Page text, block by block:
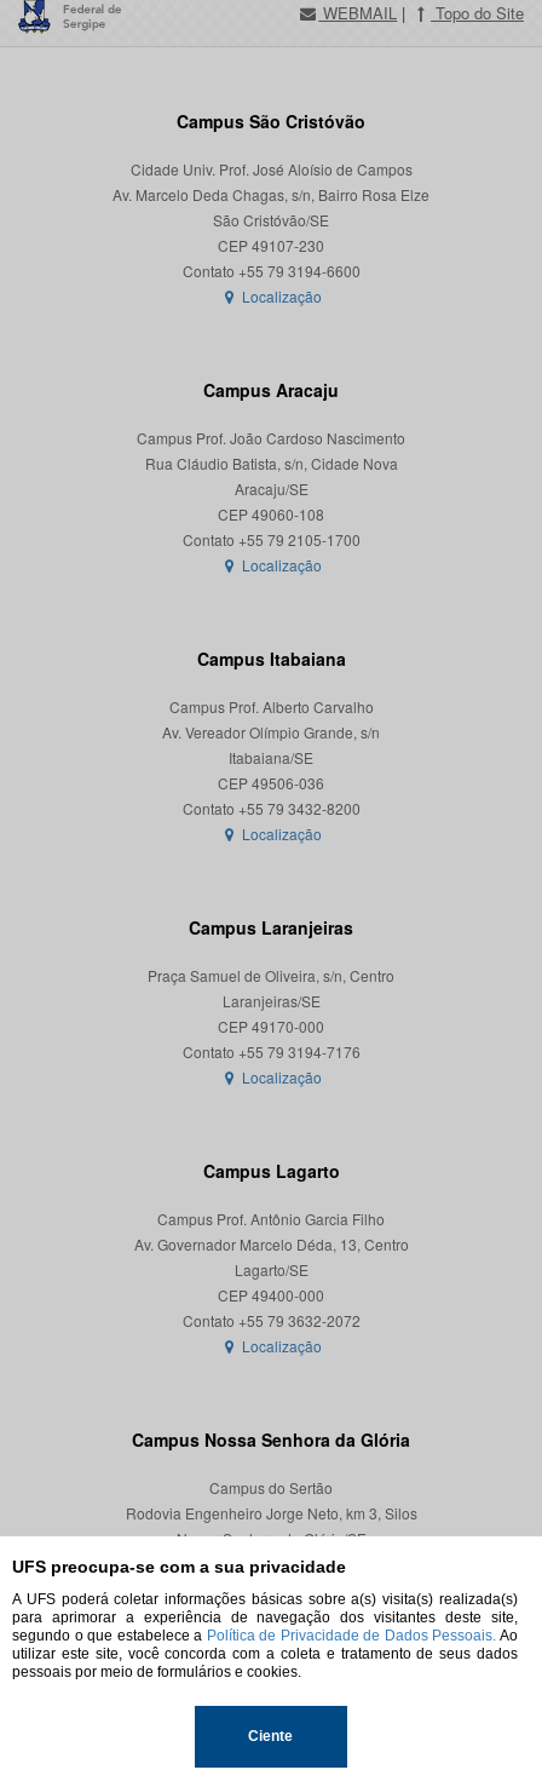
UFS preocupa-se com a sua privacidade
A UFS poderá coletar informações básicas sobre a(s) visita(s) realizada(s)
para aprimorar a experiência de navegação dos visitantes deste site,
segundo o que estabelece a Política de Privacidade de Dados Pessoais. Ao
utilizar este site, você concorda com a coleta e tratamento de seus dados
pessoais por meio de formulários e cookies.
Ciente
WEBMAIL | Topo do Site
Campus São Cristóvão
Cidade Univ. Prof. José Aloísio de Campos
Av. Marcelo Deda Chagas, s/n, Bairro Rosa Elze
São Cristóvão/SE
CEP 49107-230
Localização
Campus Aracaju
Campus Prof. João Cardoso Nascimento
Rua Cláudio Batista, s/n, Cidade Nova
Aracaju/SE
CEP 49060-108
Localização
Campus Itabaiana
Campus Prof. Alberto Carvalho
Av. Vereador Olímpio Grande, s/n
Itabaiana/SE
CEP 49506-036
Localização
Campus Laranjeiras
Praça Samuel de Oliveira, s/n, Centro
Laranjeiras/SE
CEP 49170-000
Localização
Campus Lagarto
Campus Prof. Antônio Garcia Filho
Av. Governador Marcelo Déda, 13, Centro
Lagarto/SE
CEP 49400-000
Localização
Campus Nossa Senhora da Glória
Campus do Sertão
Rodovia Engenheiro Jorge Neto, km 3, Silos
Nossa Senhora da Glória/SE
CEP 49680-000
Localização
© 2026. Todos os direitos reservados.
Universidade Federal de Sergipe.